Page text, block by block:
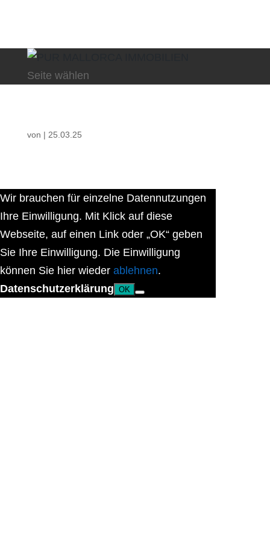
Seite wählen
von | 25.03.25
Wir brauchen für einzelne Datennutzungen
Ihre Einwilligung. Mit Klick auf diese
Webseite, auf einen Link oder „OK“ geben
Sie Ihre Einwilligung. Die Einwilligung
können Sie hier wieder ablehnen.
Datenschutzerklärung OK